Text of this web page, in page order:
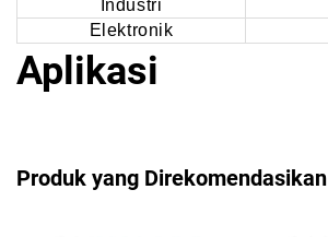
Aplikasi
Industri
Elektronik
Produk yang Direkomendasikan